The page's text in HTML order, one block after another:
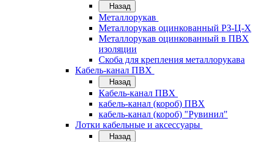
Назад
Металлорукав
Металлорукав оцинкованный РЗ-Ц-Х
Металлорукав оцинкованный в ПВХ
изоляции
Скоба для крепления металлорукава
Кабель-канал ПВХ
Назад
Кабель-канал ПВХ
кабель-канал (короб) ПВХ
кабель-канал (короб) "Рувинил"
Лотки кабельные и аксессуары
Назад